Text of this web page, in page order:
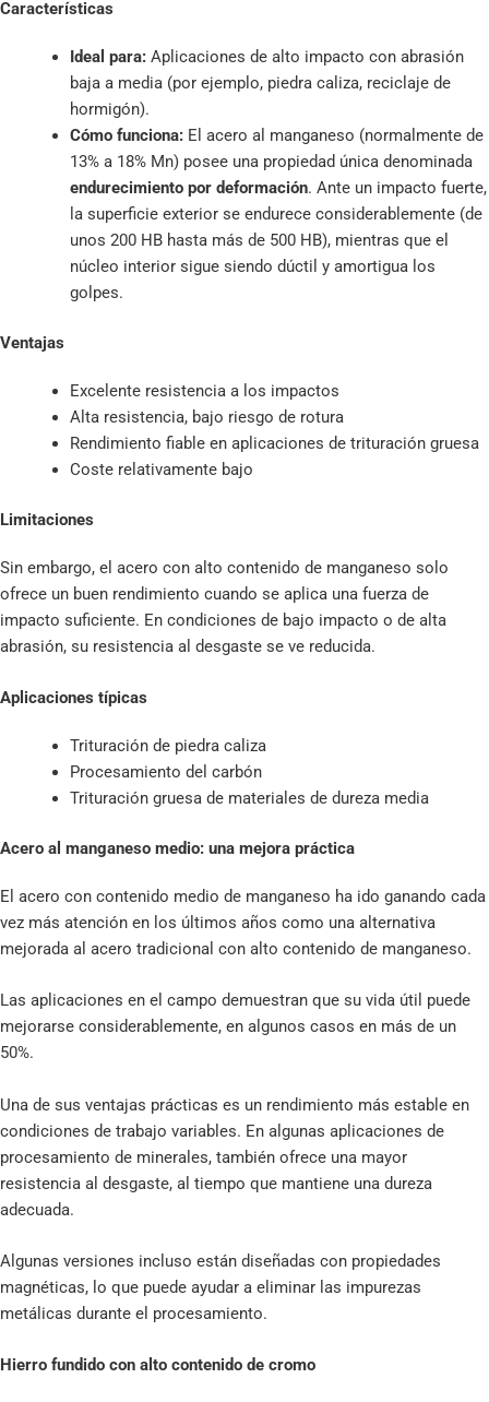
Características
Ideal para:Aplicaciones de alto impacto con abrasión
baja a media (por ejemplo, piedra caliza, reciclaje de
hormigón).
Cómo funciona:El acero al manganeso (normalmente de
13% a 18% Mn) posee una propiedad única denominada
endurecimiento por deformación. Ante un impacto fuerte,
la superficie exterior se endurece considerablemente (de
unos 200 HB hasta más de 500 HB), mientras que el
núcleo interior sigue siendo dúctil y amortigua los
golpes.
Ventajas
Excelente resistencia a los impactos
Alta resistencia, bajo riesgo de rotura
Rendimiento fiable en aplicaciones de trituración gruesa
Coste relativamente bajo
Limitaciones
Sin embargo, el acero con alto contenido de manganeso solo
ofrece un buen rendimiento cuando se aplica una fuerza de
impacto suficiente. En condiciones de bajo impacto o de alta
abrasión, su resistencia al desgaste se ve reducida.
Aplicaciones típicas
Trituración de piedra caliza
Procesamiento del carbón
Trituración gruesa de materiales de dureza media
Acero al manganeso medio: una mejora práctica
El acero con contenido medio de manganeso ha ido ganando cada
vez más atención en los últimos años como una alternativa
mejorada al acero tradicional con alto contenido de manganeso.
Las aplicaciones en el campo demuestran que su vida útil puede
mejorarse considerablemente, en algunos casos en más de un
50%.
Una de sus ventajas prácticas es un rendimiento más estable en
condiciones de trabajo variables. En algunas aplicaciones de
procesamiento de minerales, también ofrece una mayor
resistencia al desgaste, al tiempo que mantiene una dureza
adecuada.
Algunas versiones incluso están diseñadas con propiedades
magnéticas, lo que puede ayudar a eliminar las impurezas
metálicas durante el procesamiento.
Hierro fundido con alto contenido de cromo